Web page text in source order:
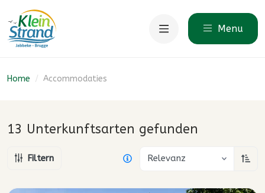
Menu
Home / Accommodaties
13 Unterkunftsarten gefunden
Filtern Relevanz